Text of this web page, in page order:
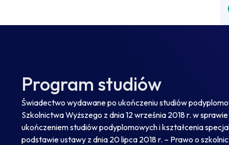
Program studiów
Świadectwo wydawane po ukończeniu studiów
Szkolnictwa Wyższego z dnia 12 września 2018 r. w
ukończeniem studiów podyplomowych i kształcenia
podstawie ustawy z dnia 20 lipca 2018 r. – Prawo o